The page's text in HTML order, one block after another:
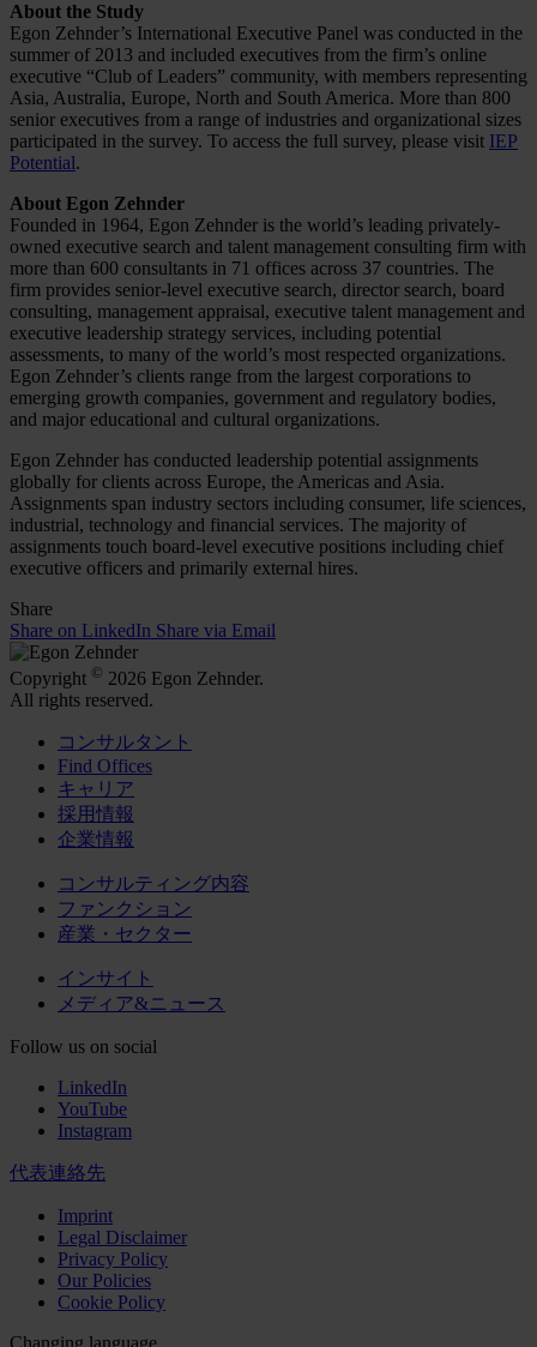
About the Study
Egon Zehnder’s International Executive Panel was conducted in the
summer of 2013 and included executives from the firm’s online
executive “Club of Leaders” community, with members representing
Asia, Australia, Europe, North and South America. More than 800
senior executives from a range of industries and organizational sizes
participated in the survey. To access the full survey, please visit IEP
Potential.
About Egon Zehnder
Founded in 1964, Egon Zehnder is the world’s leading privately-
owned executive search and talent management consulting firm with
more than 600 consultants in 71 offices across 37 countries. The
firm provides senior-level executive search, director search, board
consulting, management appraisal, executive talent management and
executive leadership strategy services, including potential
assessments, to many of the world’s most respected organizations.
Egon Zehnder’s clients range from the largest corporations to
emerging growth companies, government and regulatory bodies,
and major educational and cultural organizations.
Egon Zehnder has conducted leadership potential assignments
globally for clients across Europe, the Americas and Asia.
Assignments span industry sectors including consumer, life sciences,
industrial, technology and financial services. The majority of
assignments touch board-level executive positions including chief
executive officers and primarily external hires.
Share
Share on LinkedIn Share via Email
Copyright © 2026 Egon Zehnder.
All rights reserved.
コンサルタント
Find Offices
キャリア
採用情報
企業情報
コンサルティング内容
ファンクション
産業・セクター
インサイト
メディア&ニュース
Follow us on social
LinkedIn
YouTube
Instagram
代表連絡先
Imprint
Legal Disclaimer
Privacy Policy
Our Policies
Cookie Policy